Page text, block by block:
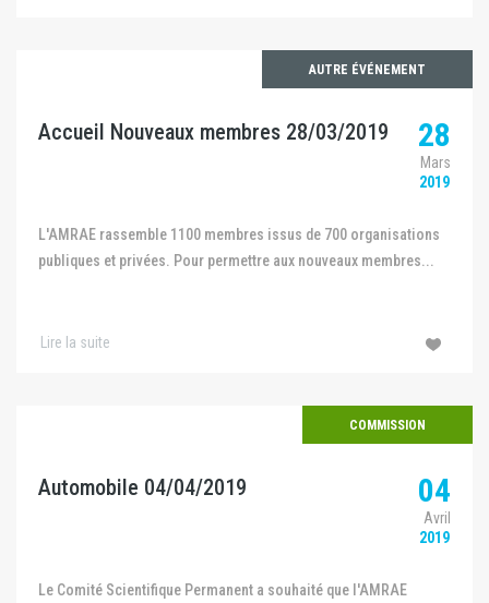
AUTRE ÉVÉNEMENT
Accueil Nouveaux membres 28/03/2019 28
Mars
2019
L'AMRAE rassemble 1100 membres issus de 700 organisations
publiques et privées. Pour permettre aux nouveaux membres...
Lire la suite
COMMISSION
Automobile 04/04/2019 04
Avril
2019
Le Comité Scientifique Permanent a souhaité que l'AMRAE